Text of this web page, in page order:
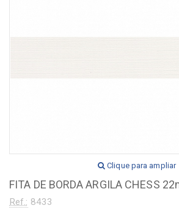
Clique para ampliar
FITA DE BORDA ARGILA CHESS
Ref.: 8433